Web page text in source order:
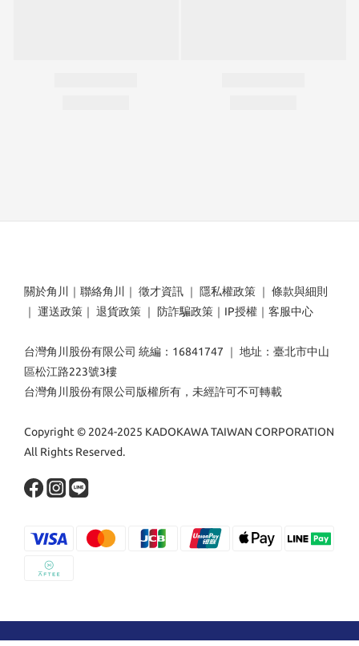
關於角川 ｜ 聯絡角川 ｜ 徵才資訊 ｜ 隱私權政策 ｜ 條款與細則
｜ 運送政策 ｜ 退貨政策 ｜ 防詐騙政策 ｜ IP授權 ｜ 客服中心
台灣角川股份有限公司 統編：16841747 ｜ 地址：臺北市中山
區松江路223號3樓
台灣角川股份有限公司版權所有，未經許可不可轉載
Copyright © 2024-2025 KADOKAWA TAIWAN CORPORATION
All Rights Reserved.